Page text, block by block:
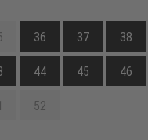
36 37 38
44 45 46
52